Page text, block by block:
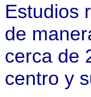
Estudios
de
cerca de
centro y